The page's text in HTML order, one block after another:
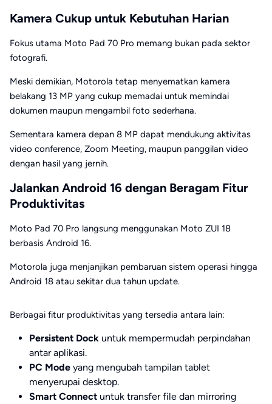
Kamera Cukup untuk Kebutuhan Harian
Fokus utama Moto Pad 70 Pro memang bukan pada sektor
fotografi.
Meski demikian, Motorola tetap menyematkan kamera
belakang 13 MP yang cukup memadai untuk memindai
dokumen maupun mengambil foto sederhana.
Sementara kamera depan 8 MP dapat mendukung aktivitas
video conference, Zoom Meeting, maupun panggilan video
dengan hasil yang jernih.
Jalankan Android 16 dengan Beragam Fitur
Produktivitas
Moto Pad 70 Pro langsung menggunakan Moto ZUI 18
berbasis Android 16.
Motorola juga menjanjikan pembaruan sistem operasi hingga
Android 18 atau sekitar dua tahun update.
Berbagai fitur produktivitas yang tersedia antara lain:
Persistent Dock untuk mempermudah perpindahan
antar aplikasi.
PC Mode yang mengubah tampilan tablet
menyerupai desktop.
Smart Connect untuk transfer file dan mirroring